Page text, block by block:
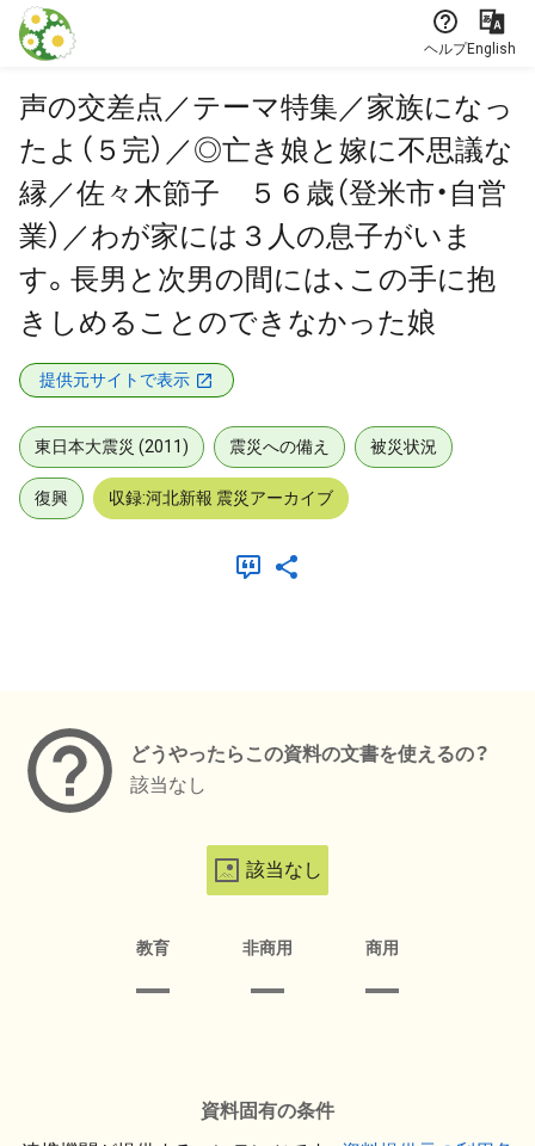
本文に飛ぶ
ヘルプEnglish
声の交差点／テーマ特集／家族になっ
たよ（５完）／◎亡き娘と嫁に不思議な
縁／佐々木節子 ５６歳（登米市・自営
業）／わが家には３人の息子がいま
す。長男と次男の間には、この手に抱
きしめることのできなかった娘
提供元サイトで表示
東日本大震災 (2011) 震災への備え 被災状況
復興 収録:河北新報 震災アーカイブ
どうやったらこの資料の文書を使えるの？
該当なし
該当なし
教育 非商用 商用
資料固有の条件